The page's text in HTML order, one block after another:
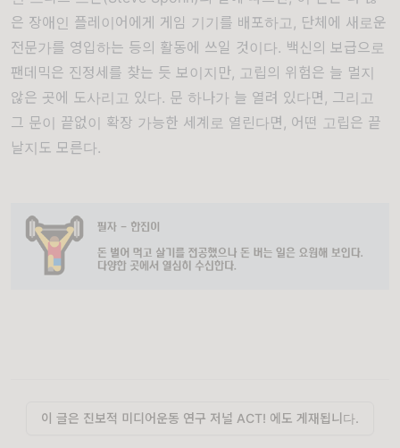
은 장애인 플레이어에게 게임 기기를 배포하고, 단체에 새로운
전문가를 영입하는 등의 활동에 쓰일 것이다. 백신의 보급으로
팬데믹은 진정세를 찾는 듯 보이지만, 고립의 위험은 늘 멀지
않은 곳에 도사리고 있다. 문 하나가 늘 열려 있다면, 그리고
그 문이 끝없이 확장 가능한 세계로 열린다면, 어떤 고립은 끝
날지도 모른다.
이 글은 진보적 미디어운동 연구 저널 ACT! 에도 게재됩니다.